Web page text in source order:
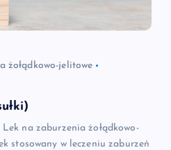
żołądkowo-jelitowe
na zaburzenia żołądkowo-
stosowany w leczeniu zaburzeń